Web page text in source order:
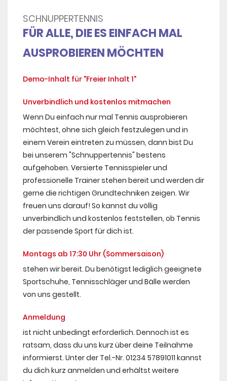
SCHNUPPERTENNIS
FÜR ALLE, DIE ES EINFACH MAL
AUSPROBIEREN MÖCHTEN
Demo-Inhalt für "Freier Inhalt 1"
Unverbindlich und kostenlos mitmachen
Wenn Du einfach nur mal Tennis ausprobieren
möchtest, ohne sich gleich festzulegen und in
einem Verein eintreten zu müssen, dann bist Du
bei unserem "Schnuppertennis" bestens
aufgehoben. Versierte Tennisspieler und
professionelle Trainer stehen bereit und werden dir
gerne die richtigen Grundtechniken zeigen. Wir
freuen uns darauf! So kannst du völlig
unverbindlich und kostenlos feststellen, ob Tennis
der passende Sport für dich ist.
Montags ab 17:30 Uhr (Sommersaison)
stehen wir bereit. Du benötigst lediglich geeignete
Sportschuhe, Tennisschläger und Bälle werden
von uns gestellt.
Anmeldung
ist nicht unbedingt erforderlich. Dennoch ist es
ratsam, dass du uns kurz über deine Teilnahme
informierst. Unter der Tel.-Nr. 01234 57891011 kannst
du dich kurz anmelden und erhältst weitere